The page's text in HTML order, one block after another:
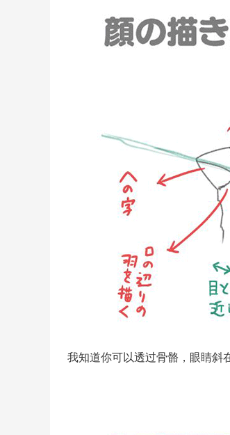
我知道你可以透过骨骼，眼睛斜